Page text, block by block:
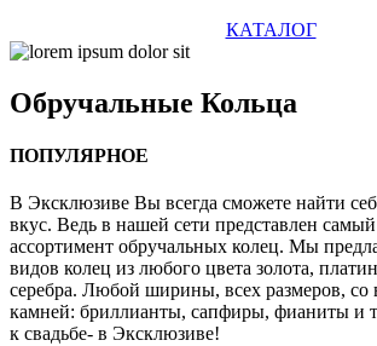
КАТАЛОГ
Обручальные Кольца
ПОПУЛЯРНОЕ
В Эксклюзиве Вы всегда сможете найти
вкус. Ведь в нашей сети представлен
ассортимент обручальных колец. Мы
видов колец из любого цвета золота,
серебра. Любой ширины, всех размеров,
камней: бриллианты, сапфиры, фианиты и
к свадьбе- в Эксклюзиве!